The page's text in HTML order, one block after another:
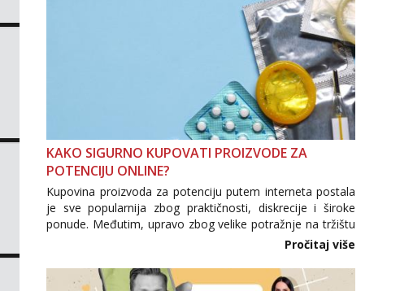
KAKO SIGURNO KUPOVATI PROIZVODE ZA
POTENCIJU ONLINE?
Kupovina proizvoda za potenciju putem interneta postala
je sve popularnija zbog praktičnosti, diskrecije i široke
ponude. Međutim, upravo zbog velike potražnje na tržištu
se pojavljuju i brojni krivotvoreni proizvodi, nepouzdane
internetske trgovine te proizvodi nepoznatog podrijetla. ...
Pročitaj više